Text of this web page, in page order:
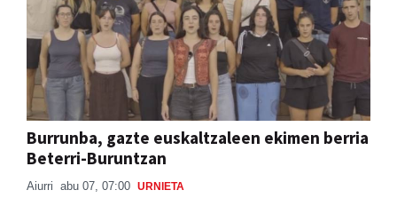
Burrunba, gazte euskaltzaleen ekimen berria
Beterri-Buruntzan
Aiurri abu 07, 07:00 URNIETA